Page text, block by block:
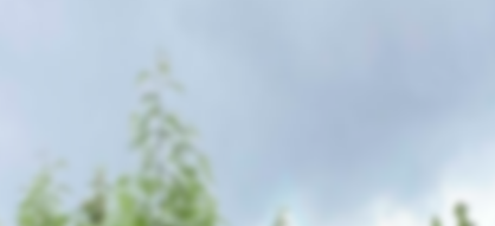
ำแพงรั้วแล้ว ติดถนน ซอย